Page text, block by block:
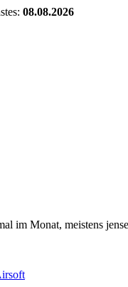
08.08.2026
im Monat, meistens